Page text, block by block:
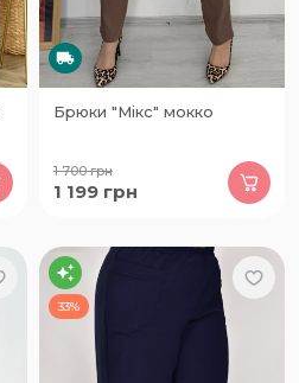
Брюки "Мікс" мокко
1 700грн
1 199 грн
33%